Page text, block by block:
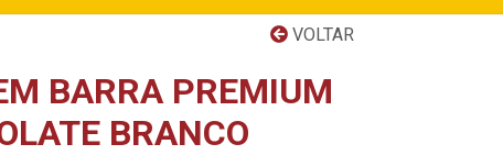
VOLTAR
BARRA PREMIUM
BRANCO